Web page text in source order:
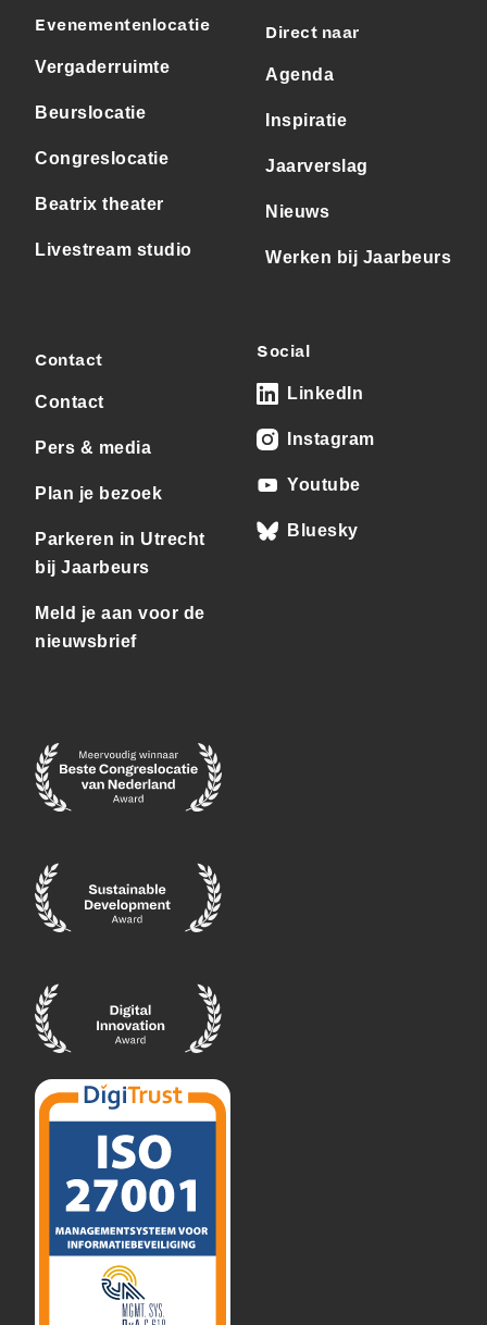
Evenementenlocatie
Vergaderruimte
Beurslocatie
Congreslocatie
Beatrix theater
Livestream studio
Direct naar
Agenda
Inspiratie
Jaarverslag
Nieuws
Werken bij Jaarbeurs
Contact
Contact
Pers & media
Plan je bezoek
Parkeren in Utrecht
bij Jaarbeurs
Meld je aan voor de
nieuwsbrief
Social
LinkedIn
Instagram
Youtube
Bluesky